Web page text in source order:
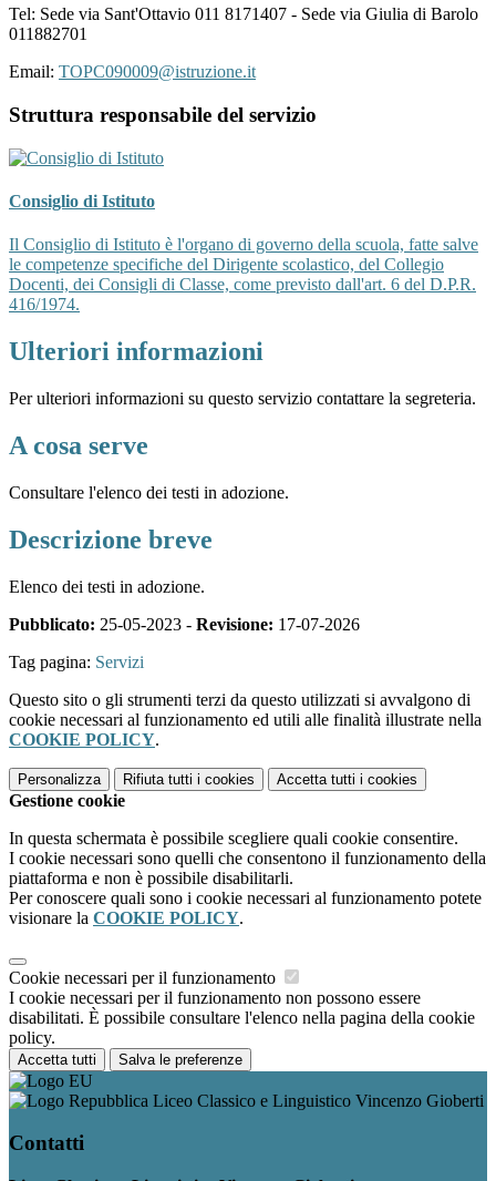
Tel: Sede via Sant'Ottavio 011 8171407 - Sede via Giulia di Barolo
011882701
Email: TOPC090009@istruzione.it
Struttura responsabile del servizio
Consiglio di Istituto
Il Consiglio di Istituto è l'organo di governo della scuola, fatte salve
le competenze specifiche del Dirigente scolastico, del Collegio
Docenti, dei Consigli di Classe, come previsto dall'art. 6 del D.P.R.
416/1974.
Ulteriori informazioni
Per ulteriori informazioni su questo servizio contattare la segreteria.
A cosa serve
Consultare l'elenco dei testi in adozione.
Descrizione breve
Elenco dei testi in adozione.
Pubblicato: 25-05-2023 - Revisione: 17-07-2026
Tag pagina: Servizi
Questo sito o gli strumenti terzi da questo utilizzati si avvalgono di
cookie necessari al funzionamento ed utili alle finalità illustrate nella
COOKIE POLICY.
Personalizza Rifiuta tutti i cookies Accetta tutti i cookies
Gestione cookie
In questa schermata è possibile scegliere quali cookie consentire.
I cookie necessari sono quelli che consentono il funzionamento della
piattaforma e non è possibile disabilitarli.
Per conoscere quali sono i cookie necessari al funzionamento potete
visionare la COOKIE POLICY.
Cookie necessari per il funzionamento
I cookie necessari per il funzionamento non possono essere
disabilitati. È possibile consultare l'elenco nella pagina della cookie
policy.
Accetta tutti Salva le preferenze
Liceo Classico e Linguistico Vincenzo Gioberti
Contatti